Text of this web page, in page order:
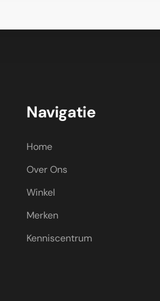
Navigatie
Home
Over Ons
Winkel
Merken
Kenniscentrum